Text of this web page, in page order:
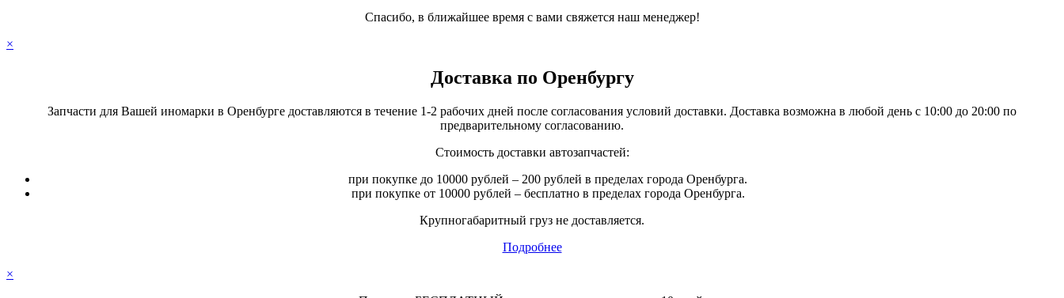
Спасибо, в ближайшее время с вами свяжется наш менеджер!
×
Доставка по Оренбургу
Запчасти для Вашей иномарки в Оренбурге доставляются в течение 1-2 рабочих дней после согласования условий доставки. Доставка возможна в любой день с 10:00 до 20:00 по
предварительному согласованию.
Стоимость доставки автозапчастей:
при покупке до 10000 рублей – 200 рублей в пределах города Оренбурга.
при покупке от 10000 рублей – бесплатно в пределах города Оренбурга.
Крупногабаритный груз не доставляется.
Подробнее
×